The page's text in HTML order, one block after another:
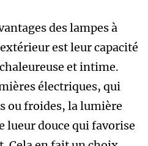
des lampes à
est leur capacité
et intime.
électriques, qui
ou froides, la lumière
lueur douce qui favorise